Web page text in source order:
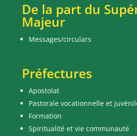
De la part du
Majeur
Messages/circulars
Préfectures
Apostolat
Pastorale vocationnelle et
Formation
Spiritualité et vie communauté